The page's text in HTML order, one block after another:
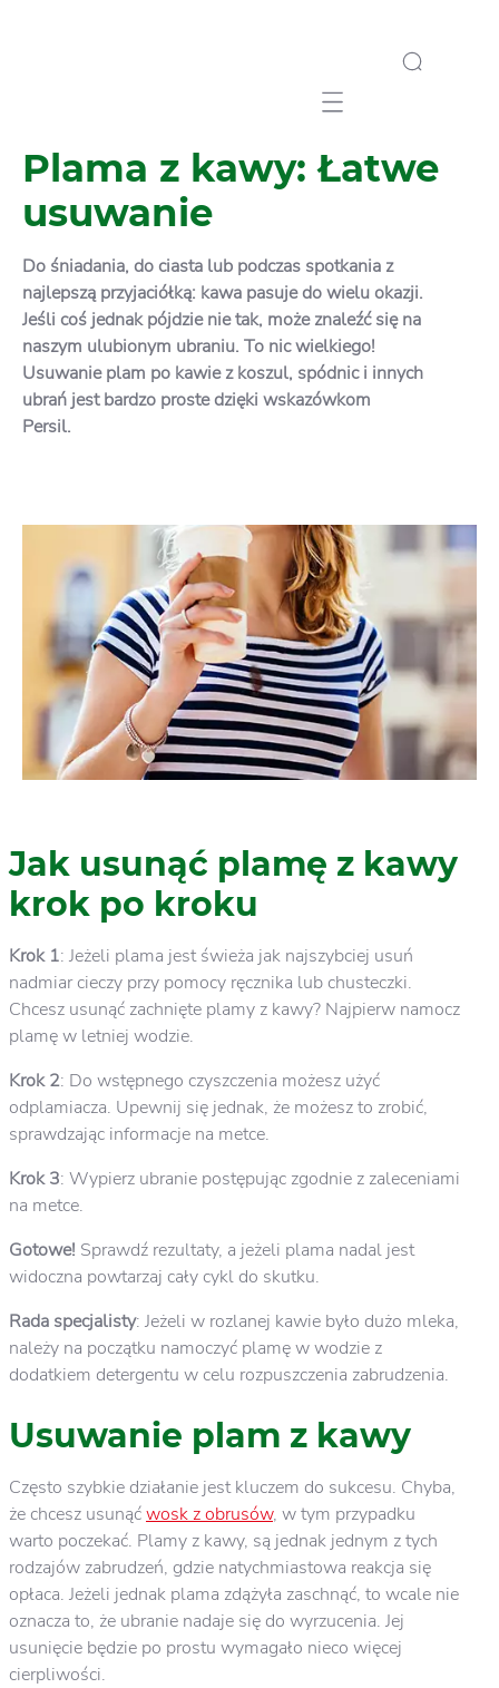
Mobile navigation
Plama z kawy: Łatwe
usuwanie
Do śniadania, do ciasta lub podczas spotkania z
najlepszą przyjaciółką: kawa pasuje do wielu okazji.
Jeśli coś jednak pójdzie nie tak, może znaleźć się na
naszym ulubionym ubraniu. To nic wielkiego!
Usuwanie plam po kawie z koszul, spódnic i innych
ubrań jest bardzo proste dzięki wskazówkom
Persil.
Jak usunąć plamę z kawy
krok po kroku
Krok 1: Jeżeli plama jest świeża jak najszybciej usuń
nadmiar cieczy przy pomocy ręcznika lub chusteczki.
Chcesz usunąć zachnięte plamy z kawy? Najpierw namocz
plamę w letniej wodzie.
Krok 2: Do wstępnego czyszczenia możesz użyć
odplamiacza. Upewnij się jednak, że możesz to zrobić,
sprawdzając informacje na metce.
Krok 3: Wypierz ubranie postępując zgodnie z zaleceniami
na metce.
Gotowe! Sprawdź rezultaty, a jeżeli plama nadal jest
widoczna powtarzaj cały cykl do skutku.
Rada specjalisty: Jeżeli w rozlanej kawie było dużo mleka,
należy na początku namoczyć plamę w wodzie z
dodatkiem detergentu w celu rozpuszczenia zabrudzenia.
Usuwanie plam z kawy
Często szybkie działanie jest kluczem do sukcesu. Chyba,
że chcesz usunąćwosk z obrusów, w tym przypadku
warto poczekać. Plamy z kawy, są jednak jednym z tych
rodzajów zabrudzeń, gdzie natychmiastowa reakcja się
opłaca. Jeżeli jednak plama zdążyła zaschnąć, to wcale nie
oznacza to, że ubranie nadaje się do wyrzucenia. Jej
usunięcie będzie po prostu wymagało nieco więcej
cierpliwości.